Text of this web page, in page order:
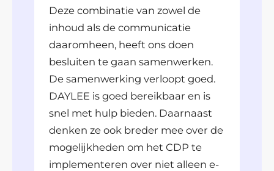
Deze combinatie van zowel de
inhoud als de communicatie
daaromheen, heeft ons doen
besluiten te gaan samenwerken.
De samenwerking verloopt goed.
DAYLEE is goed bereikbaar en is
snel met hulp bieden. Daarnaast
denken ze ook breder mee over de
mogelijkheden om het CDP te
implementeren over niet alleen e-